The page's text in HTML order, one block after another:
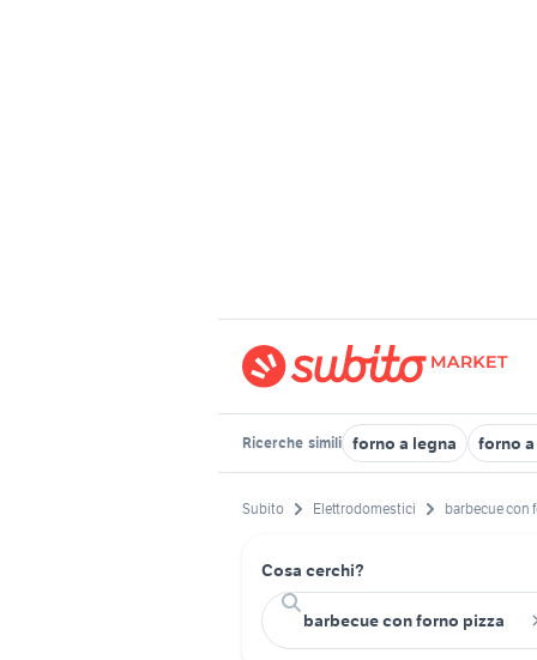
Ricerche simili forno a legna forno
Subito Elettrodomestici barbecue con
Cosa cerchi?